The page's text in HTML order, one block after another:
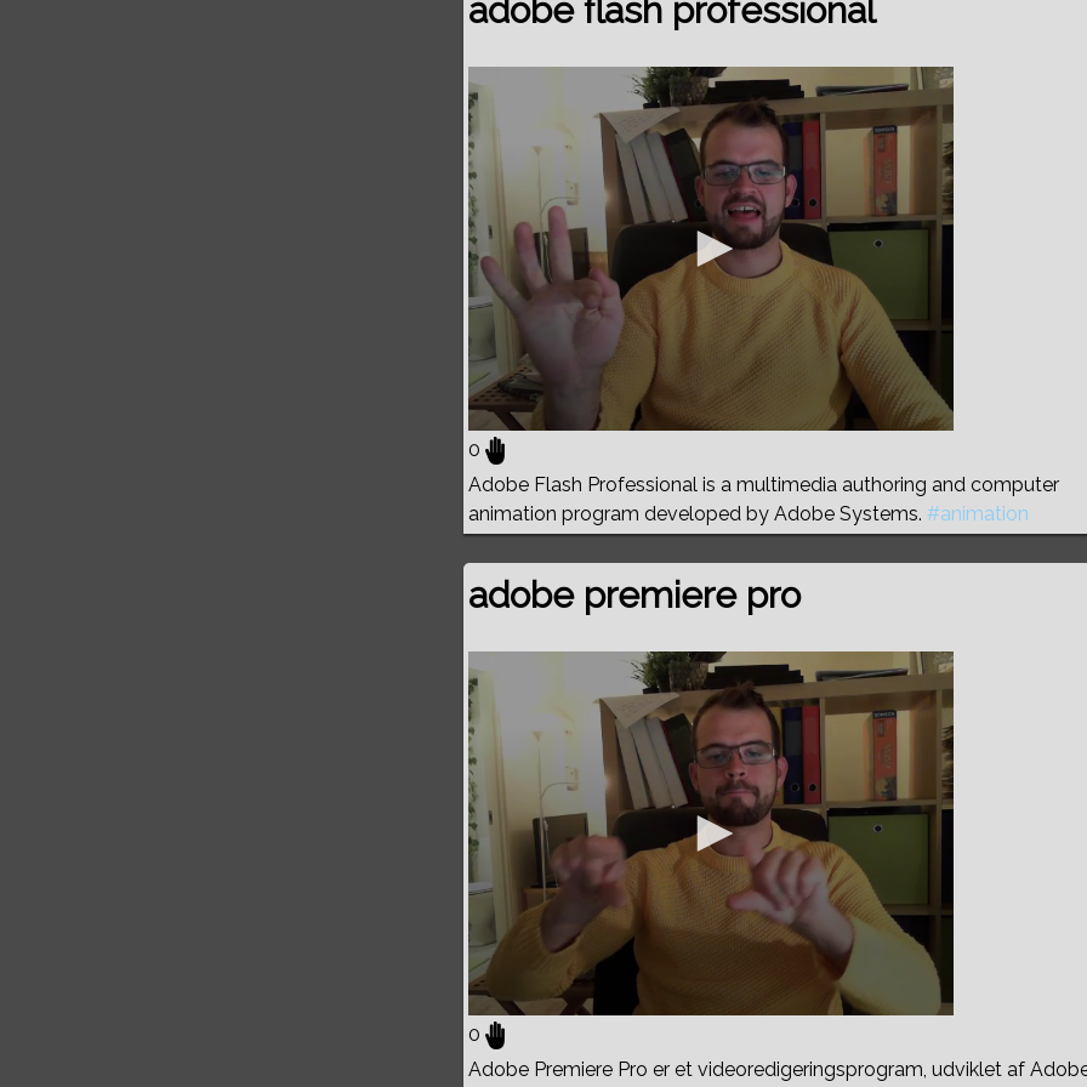
adobe flash professional
0%
0
Adobe Flash Professional is a multimedia authoring and computer
animation program developed by Adobe Systems. #animation
adobe premiere pro
0%
0
Adobe Premiere Pro er et videoredigeringsprogram, udviklet af